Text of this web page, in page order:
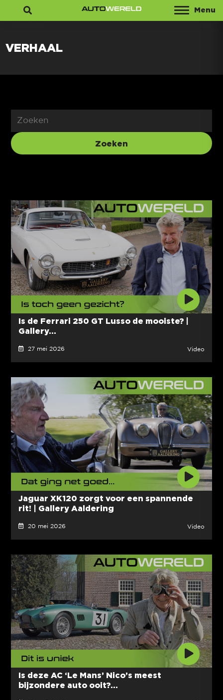
Menu
VERHAAL
Is de Ferrari 250 GT Lusso de mooiste? |
Gallery...
27 mei 2026 Video
Jaguar XK120 zorgt voor een spannende
rit! | Gallery Aaldering
20 mei 2026 Video
Is deze AC ‘Le Mans’ Nico’s meest
bijzondere auto ooit?...